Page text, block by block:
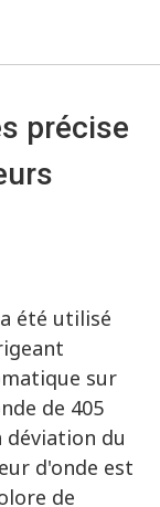
précise
été utilisé
sur
de 405
déviation du
d'onde est
de